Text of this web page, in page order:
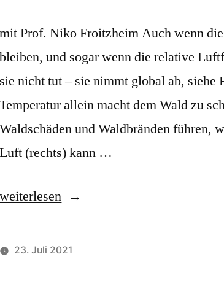
DER
ARKTIS“
mit Prof. Niko Froitzheim Auch wenn
bleiben, und sogar wenn die relative
sie nicht tut – sie nimmt global ab, siehe
Temperatur allein macht dem Wald zu
Waldschäden und Waldbränden führen,
Luft (rechts) kann …
„Let’s
at
weiterlesen
23. Juli 2021